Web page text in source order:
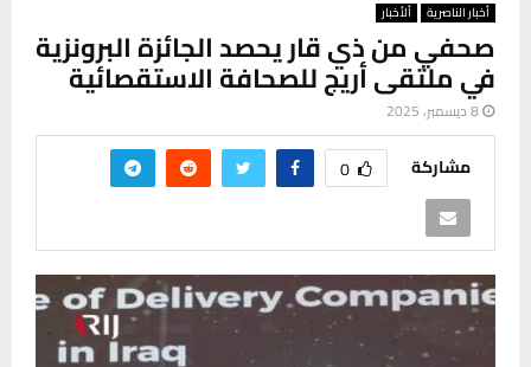
أخبار الناصرية ألأخبار
صحفي من ذي قار يحصد الجائزة البرونزية
في ملتقى أريج للصحافة الاستقصائية
8 ديسمبر، 2025
مشاركة 0